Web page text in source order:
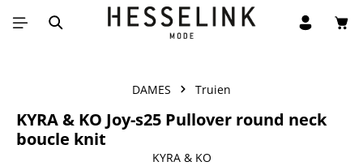
Ga naar de hoofdinhoud
DAMES Truien
KYRA & KO Joy-s25 Pullover round neck
boucle knit
KYRA & KO